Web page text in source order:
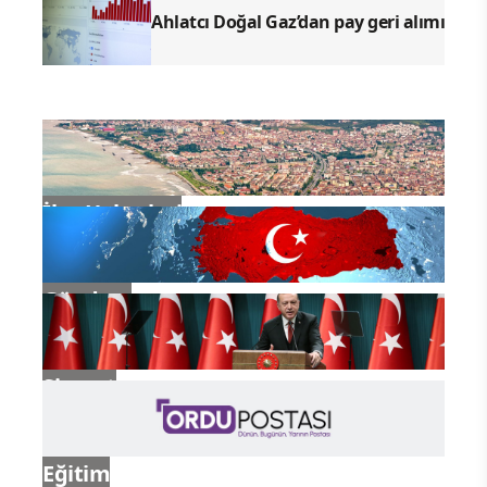
Ahlatcı Doğal Gaz’dan pay geri alımı
İlçe Haberleri
Gündem
Siyaset
Eğitim